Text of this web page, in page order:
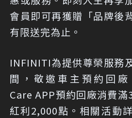
會員即可再獲贈「品牌後
有限送完為止。
INFINITI為提供尊榮服務
間，敬邀車主預約回廠
Care APP預約回廠消費
紅利2,000點。相關活動